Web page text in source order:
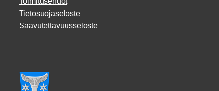
Tietosuojaseloste
Saavutettavuusseloste